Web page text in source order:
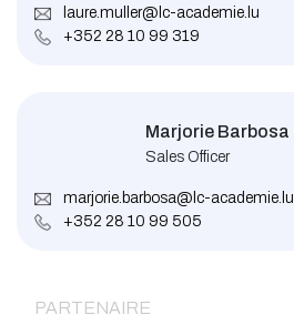
laure.muller@lc-academie.lu
+352 28 10 99 319
Marjorie Barbosa
Sales Officer
marjorie.barbosa@lc-academie.lu
+352 28 10 99 505
PARTENAIRE